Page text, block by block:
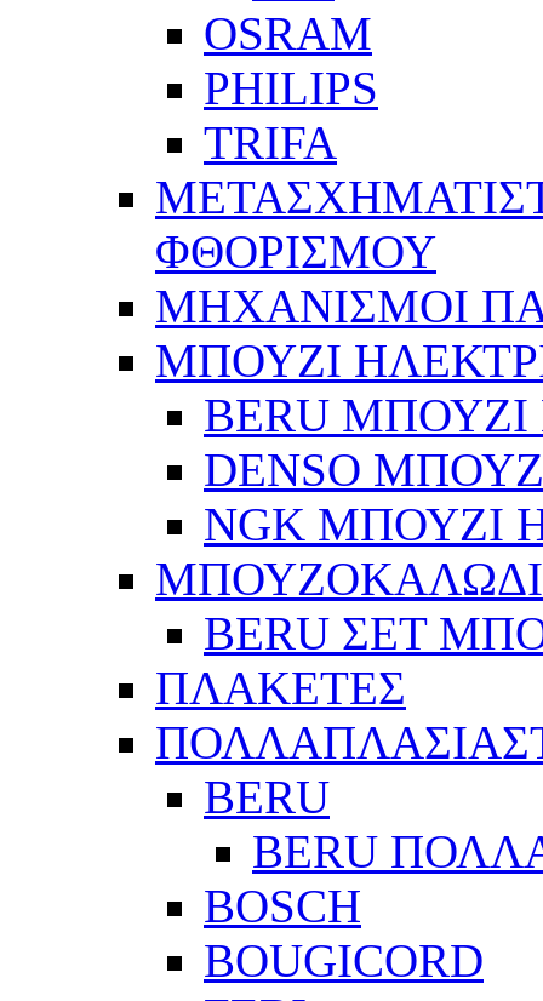
OSRAM
PHILIPS
TRIFA
ΦΘΟΡΙΣΜΟΥ
ΜΗΧΑΝΙΣΜΟΙ
ΜΠΟΥΖΙ
BERU
DENSO
NGK ΜΠΟΥΖΙ
BERU ΣΕΤ
ΠΛΑΚΕΤΕΣ
BERU
BERU
BOSCH
BOUGICORD